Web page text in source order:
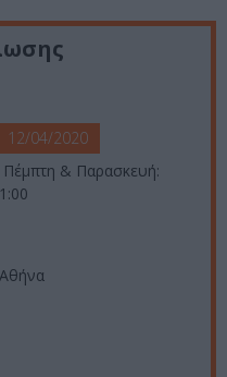
12/04/2020
& Παρασκευή: